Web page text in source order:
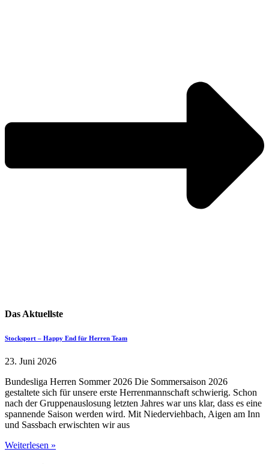
Das Aktuellste
Stocksport – Happy End für Herren Team
23. Juni 2026
Bundesliga Herren Sommer 2026 Die Sommersaison 2026
gestaltete sich für unsere erste Herrenmannschaft schwierig. Schon
nach der Gruppenauslosung letzten Jahres war uns klar, dass es eine
spannende Saison werden wird. Mit Niederviehbach, Aigen am Inn
und Sassbach erwischten wir aus
Weiterlesen »